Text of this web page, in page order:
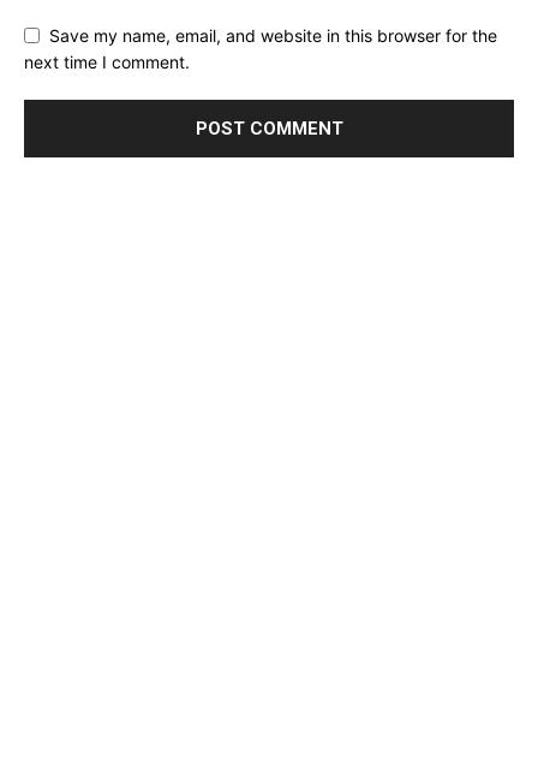
Save my name, email, and website in this browser for the
next time I comment.